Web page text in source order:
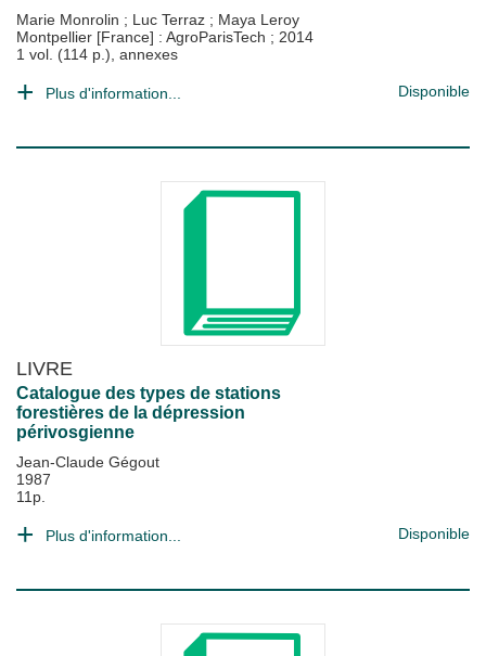
Marie Monrolin ; Luc Terraz ; Maya Leroy
Montpellier [France] : AgroParisTech ; 2014
1 vol. (114 p.), annexes
Plus d'information... Disponible
LIVRE
Catalogue des types de stations
forestières de la dépression
périvosgienne
Jean-Claude Gégout
1987
11p.
Plus d'information... Disponible